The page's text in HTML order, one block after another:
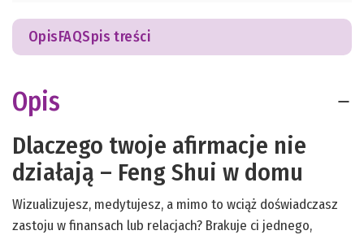
OpisFAQSpis treści
Opis
Dlaczego twoje afirmacje nie
działają – Feng Shui w domu
Wizualizujesz, medytujesz, a mimo to wciąż doświadczasz
zastoju w finansach lub relacjach? Brakuje ci jednego,